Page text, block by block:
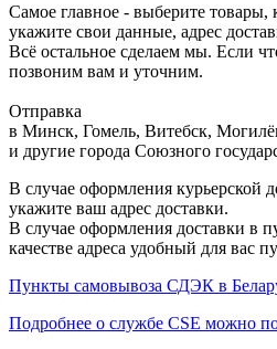
Самое главное - выберите товары,
укажите свои данные, адрес
Всё остальное сделаем мы. Если
позвоним вам и уточним.
Отправка
в Минск, Гомель, Витебск,
и другие города Союзного
В случае оформления курьерской
укажите ваш адрес доставки.
В случае оформления доставки в
качестве адреса удобный для вас
Пункты самовывоза СДЭК в
Подробнее о службе CSE можно